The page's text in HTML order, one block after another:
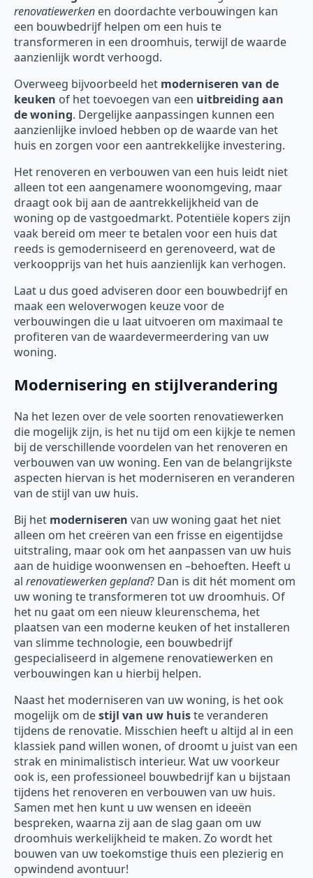
renovatiewerken en doordachte verbouwingen kan
een bouwbedrijf helpen om een huis te
transformeren in een droomhuis, terwijl de waarde
aanzienlijk wordt verhoogd.
Overweeg bijvoorbeeld het moderniseren van de
keuken of het toevoegen van een uitbreiding aan
de woning. Dergelijke aanpassingen kunnen een
aanzienlijke invloed hebben op de waarde van het
huis en zorgen voor een aantrekkelijke investering.
Het renoveren en verbouwen van een huis leidt niet
alleen tot een aangenamere woonomgeving, maar
draagt ook bij aan de aantrekkelijkheid van de
woning op de vastgoedmarkt. Potentiële kopers zijn
vaak bereid om meer te betalen voor een huis dat
reeds is gemoderniseerd en gerenoveerd, wat de
verkoopprijs van het huis aanzienlijk kan verhogen.
Laat u dus goed adviseren door een bouwbedrijf en
maak een weloverwogen keuze voor de
verbouwingen die u laat uitvoeren om maximaal te
profiteren van de waardevermeerdering van uw
woning.
Modernisering en stijlverandering
Na het lezen over de vele soorten renovatiewerken
die mogelijk zijn, is het nu tijd om een kijkje te nemen
bij de verschillende voordelen van het renoveren en
verbouwen van uw woning. Een van de belangrijkste
aspecten hiervan is het moderniseren en veranderen
van de stijl van uw huis.
Bij het moderniseren van uw woning gaat het niet
alleen om het creëren van een frisse en eigentijdse
uitstraling, maar ook om het aanpassen van uw huis
aan de huidige woonwensen en –behoeften. Heeft u
al renovatiewerken gepland? Dan is dit hét moment om
uw woning te transformeren tot uw droomhuis. Of
het nu gaat om een nieuw kleurenschema, het
plaatsen van een moderne keuken of het installeren
van slimme technologie, een bouwbedrijf
gespecialiseerd in algemene renovatiewerken en
verbouwingen kan u hierbij helpen.
Naast het moderniseren van uw woning, is het ook
mogelijk om destijl van uw huiste veranderen
tijdens de renovatie. Misschien heeft u altijd al in een
klassiek pand willen wonen, of droomt u juist van een
strak en minimalistisch interieur. Wat uw voorkeur
ook is, een professioneel bouwbedrijf kan u bijstaan
tijdens het renoveren en verbouwen van uw huis.
Samen met hen kunt u uw wensen en ideeën
bespreken, waarna zij aan de slag gaan om uw
droomhuis werkelijkheid te maken. Zo wordt het
bouwen van uw toekomstige thuis een plezierig en
opwindend avontuur!